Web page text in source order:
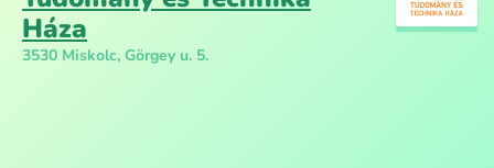
Háza
3530 Miskolc, Görgey u. 5.